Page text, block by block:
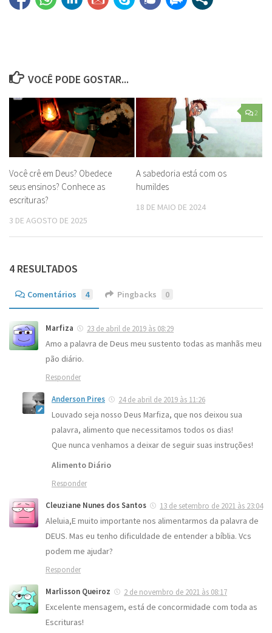
VOCÊ PODE GOSTAR...
Você crê em Deus? Obedece
seus ensinos? Conhece as
escrituras?
3 DE AGOSTO DE 2025
2
A sabedoria está com os
humildes
18 DE MAIO DE 2024
4 RESULTADOS
Comentários 4 Pingbacks 0
Marfiza 23 de abril de 2019 às 08:29
Amo a palavra de Deus meu sustento todas as manhãs meu
pão diário.
Responder
Anderson Pires 24 de abril de 2019 às 11:26
Louvado seja nosso Deus Marfiza, que nos deixou sua
palavra, alimento que necessitamos todos os dias!
Que nunca venhamos a deixar de seguir suas instruções!
Alimento Diário
Responder
Cleuziane Nunes dos Santos 13 de setembro de 2021 às 23:04
Aleluia,E muito importante nos alimentarmos da palavra de
DEUS. Mas eu tenho dificuldade de entender a bíblia. Vcs
podem me ajudar?
Responder
Marlisson Queiroz 2 de novembro de 2021 às 08:17
Excelente mensagem, está de concormidade com toda as
Escrituras!